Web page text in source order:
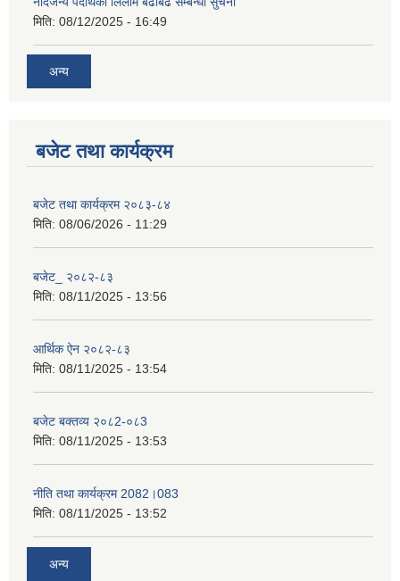
मिति: 08/12/2025 - 16:49
अन्य
बजेट तथा कार्यक्रम
बजेट तथा कार्यक्रम २०८३-८४
मिति: 08/06/2026 - 11:29
बजेट_ २०८२-८३
मिति: 08/11/2025 - 13:56
आर्थिक ऐन २०८२-८३
मिति: 08/11/2025 - 13:54
बजेट बक्तव्य २०८2-०८3
मिति: 08/11/2025 - 13:53
नीति तथा कार्यक्रम 2082।083
मिति: 08/11/2025 - 13:52
अन्य